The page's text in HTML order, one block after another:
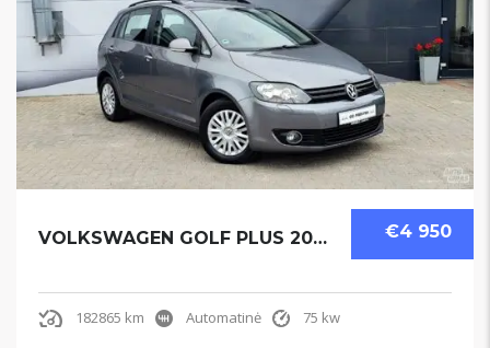
€4 950
VOLKSWAGEN GOLF PLUS 2009
182865 km Automatinė 75 kw